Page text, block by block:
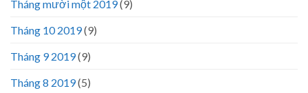
Tháng mười một 2019(9)
Tháng 10 2019(9)
Tháng 9 2019(9)
Tháng 8 2019(5)